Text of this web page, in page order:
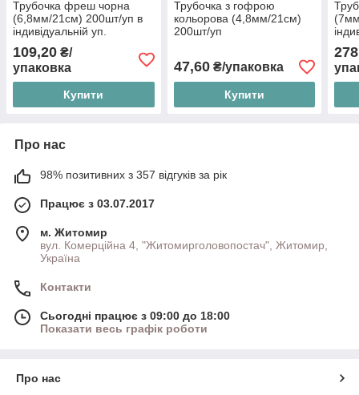
Трубочка фреш чорна
(6,8мм/21см) 200шт/уп в
індивідуальній уп.
109,20 ₴/
упаковка
Купити
Трубочка з гофрою
кольорова (4,8мм/21см)
200шт/уп
47,60₴/упаковка
Купити
Про нас
98% позитивних з 357 відгуків за рік
Працює з 03.07.2017
м. Житомир
вул. Комерційна 4, "Житомирголовопостач", Житомир,
Україна
Контакти
Сьогодні працює з 09:00 до 18:00
Показати весь графік роботи
Про нас